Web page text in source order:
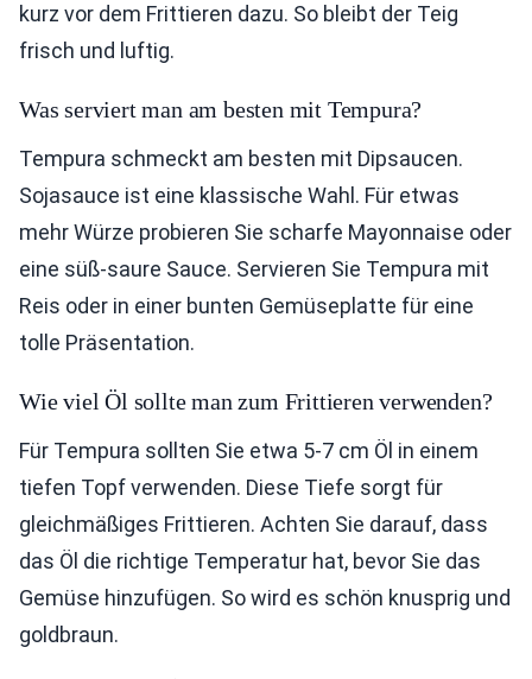
kurz vor dem Frittieren dazu. So bleibt der Teig
frisch und luftig.
Was serviert man am besten mit Tempura?
Tempura schmeckt am besten mit Dipsaucen.
Sojasauce ist eine klassische Wahl. Für etwas
mehr Würze probieren Sie scharfe Mayonnaise oder
eine süß-saure Sauce. Servieren Sie Tempura mit
Reis oder in einer bunten Gemüseplatte für eine
tolle Präsentation.
Wie viel Öl sollte man zum Frittieren verwenden?
Für Tempura sollten Sie etwa 5-7 cm Öl in einem
tiefen Topf verwenden. Diese Tiefe sorgt für
gleichmäßiges Frittieren. Achten Sie darauf, dass
das Öl die richtige Temperatur hat, bevor Sie das
Gemüse hinzufügen. So wird es schön knusprig und
goldbraun.